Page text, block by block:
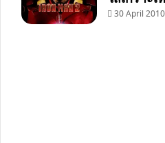
30 April 2010